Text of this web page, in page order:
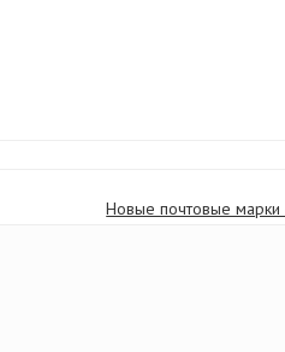
Новые почтовые марки